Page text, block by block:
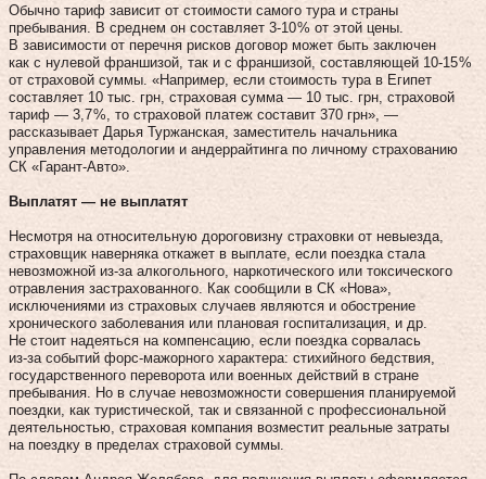
Обычно тариф зависит от стоимости самого тура и страны
пребывания. В среднем он составляет 3-10 % от этой цены.
В зависимости от перечня рисков договор может быть заключен
как с нулевой франшизой, так и с франшизой, составляющей 10‑15 %
от страховой суммы. «Например, если стоимость тура в Египет
составляет 10 тыс. грн, страховая сумма — 10 тыс. грн, страховой
тариф — 3,7 %, то страховой платеж составит 370 грн», —
рассказывает Дарья Туржанская, заместитель начальника
управления методологии и андеррайтинга по личному страхованию
СК «Гарант-Авто».
Выплатят — не выплатят
Несмотря на относительную дороговизну страховки от невыезда,
страховщик наверняка откажет в выплате, если поездка стала
невозможной из‑за алкогольного, наркотического или токсического
отравления застрахованного. Как сообщили в СК «Нова»,
исключениями из страховых случаев являются и обострение
хронического заболевания или плановая госпитализация, и др.
Не стоит надеяться на компенсацию, если поездка сорвалась
из‑за событий форс-мажорного характера: стихийного бедствия,
государственного переворота или военных действий в стране
пребывания. Но в случае невозможности совершения планируемой
поездки, как туристической, так и связанной с профессиональной
деятельностью, страховая компания возместит реальные затраты
на поездку в пределах страховой суммы.